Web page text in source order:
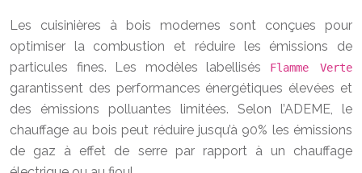
Les cuisinières à bois modernes sont conçues pour
optimiser la combustion et réduire les émissions de
particules fines. Les modèles labellisés
Flamme Verte
garantissent des performances énergétiques élevées et
des émissions polluantes limitées. Selon l’ADEME, le
chauffage au bois peut réduire jusqu’à 90% les émissions
de gaz à effet de serre par rapport à un chauffage